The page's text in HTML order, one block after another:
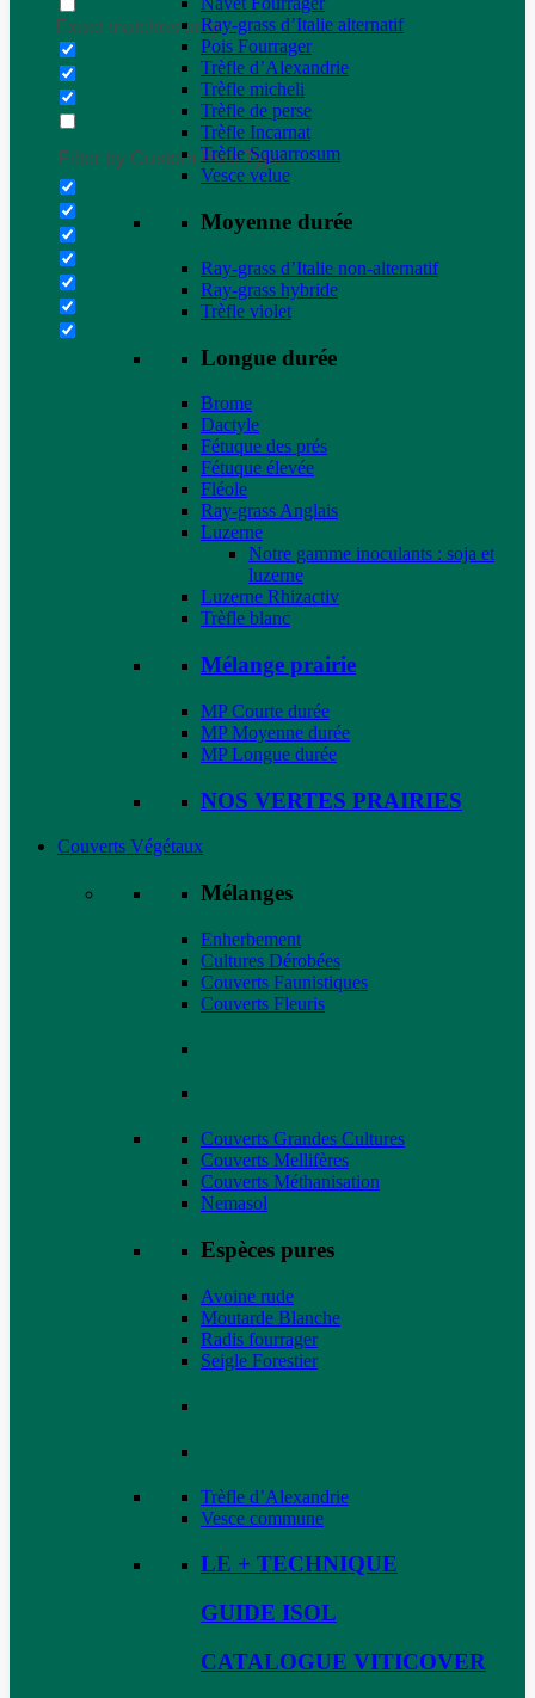
Exact matches only
Filter by Custom Post Type
Ray-grass d’Italie alternatif
Pois Fourrager
Trèfle d’Alexandrie
Trèfle micheli
Trèfle de perse
Trèfle Incarnat
Trèfle Squarrosum
Vesce velue
Moyenne durée
Ray-grass d’Italie non-alternatif
Ray-grass hybride
Trèfle violet
Longue durée
Brome
Dactyle
Fétuque des prés
Fétuque élevée
Fléole
Ray-grass Anglais
Luzerne
Notre gamme inoculants : soja et
luzerne
Luzerne Rhizactiv
Trèfle blanc
Mélange prairie
MP Courte durée
MP Moyenne durée
MP Longue durée
NOS VERTES PRAIRIES
Couverts Végétaux
Mélanges
Enherbement
Cultures Dérobées
Couverts Faunistiques
Couverts Fleuris
Couverts Grandes Cultures
Couverts Mellifères
Couverts Méthanisation
Nemasol
Espèces pures
Avoine rude
Moutarde Blanche
Radis fourrager
Seigle Forestier
Trèfle d’Alexandrie
Vesce commune
LE + TECHNIQUE
GUIDE ISOL
CATALOGUE VITICOVER